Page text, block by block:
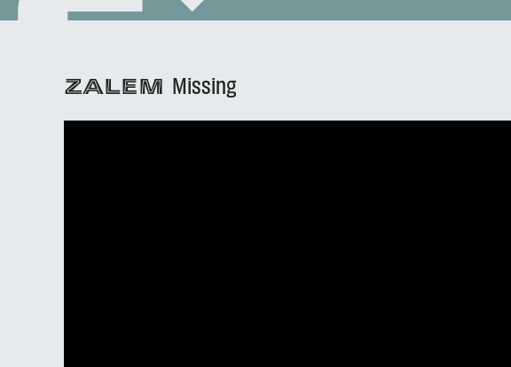
ZALEM Missing